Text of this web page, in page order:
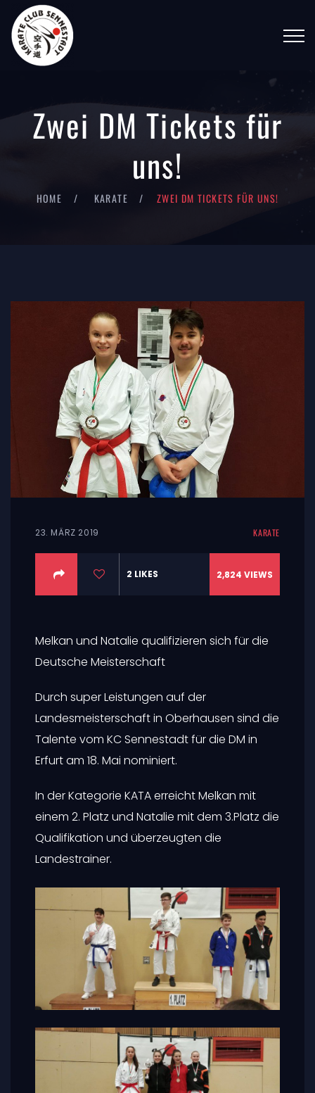
Zwei DM Tickets für
uns!
HOME KARATE ZWEI DM TICKETS FÜR UNS!
23. MÄRZ 2019 KARATE
2 LIKES 2,824 VIEWS
Melkan und Natalie qualifizieren sich für die
Deutsche Meisterschaft
Durch super Leistungen auf der
Landesmeisterschaft in Oberhausen sind die
Talente vom KC Sennestadt für die DM in
Erfurt am 18. Mai nominiert.
In der Kategorie KATA erreicht Melkan mit
einem 2. Platz und Natalie mit dem 3.Platz die
Qualifikation und überzeugten die
Landestrainer.